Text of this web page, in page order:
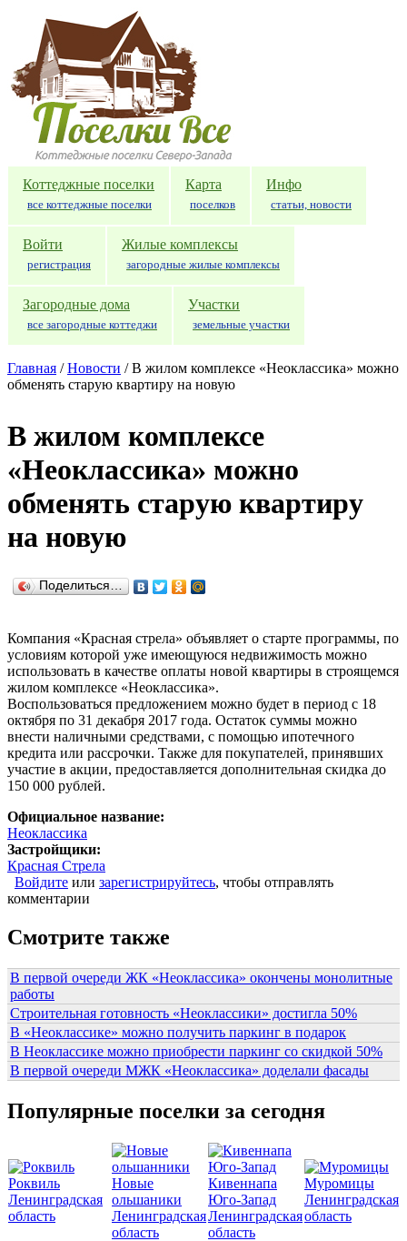
Перейти к основному содержанию
Коттеджные поселки
все коттеджные поселки
Карта
поселков
Инфо
статьи, новости
Войти
регистрация
Жилые комплексы
загородные жилые комплексы
Загородные дома
все загородные коттеджи
Участки
земельные участки
Главная / Новости /В жилом комплексе «Неоклассика» можно
обменять старую квартиру на новую
В жилом комплексе
«Неоклассика» можно
обменять старую квартиру
на новую
Поделиться…
Компания «Красная стрела» объявляет о старте программы, по
условиям которой уже имеющуюся недвижимость можно
использовать в качестве оплаты новой квартиры в строящемся
жилом комплексе «Неоклассика».
Воспользоваться предложением можно будет в период с 18
октября по 31 декабря 2017 года. Остаток суммы можно
внести наличными средствами, с помощью ипотечного
кредита или рассрочки. Также для покупателей, принявших
участие в акции, предоставляется дополнительная скидка до
150 000 рублей.
Официальное название:
Неоклассика
Застройщики:
Красная Стрела
Войдите или зарегистрируйтесь, чтобы отправлять
комментарии
Смотрите также
В первой очереди ЖК «Неоклассика» окончены монолитные
работы
Строительная готовность «Неоклассики» достигла 50%
В «Неоклассике» можно получить паркинг в подарок
В Неоклассике можно приобрести паркинг со скидкой 50%
В первой очереди МЖК «Неоклассика» доделали фасады
Популярные поселки за сегодня
Роквиль
Ленинградская
область
Новые
ольшаники
Ленинградская
область
Кивеннапа
Юго-Запад
Ленинградская
область
Муромицы
Ленинградская
область